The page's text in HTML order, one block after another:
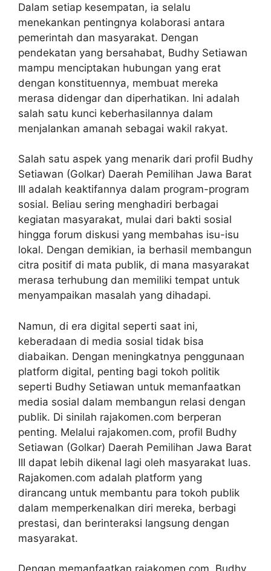
Dalam setiap kesempatan, ia selalu
menekankan pentingnya kolaborasi antara
pemerintah dan masyarakat. Dengan
pendekatan yang bersahabat, Budhy Setiawan
mampu menciptakan hubungan yang erat
dengan konstituennya, membuat mereka
merasa didengar dan diperhatikan. Ini adalah
salah satu kunci keberhasilannya dalam
menjalankan amanah sebagai wakil rakyat.
Salah satu aspek yang menarik dari profil Budhy
Setiawan (Golkar) Daerah Pemilihan Jawa Barat
III adalah keaktifannya dalam program-program
sosial. Beliau sering menghadiri berbagai
kegiatan masyarakat, mulai dari bakti sosial
hingga forum diskusi yang membahas isu-isu
lokal. Dengan demikian, ia berhasil membangun
citra positif di mata publik, di mana masyarakat
merasa terhubung dan memiliki tempat untuk
menyampaikan masalah yang dihadapi.
Namun, di era digital seperti saat ini,
keberadaan di media sosial tidak bisa
diabaikan. Dengan meningkatnya penggunaan
platform digital, penting bagi tokoh politik
seperti Budhy Setiawan untuk memanfaatkan
media sosial dalam membangun relasi dengan
publik. Di sinilah rajakomen.com berperan
penting. Melalui rajakomen.com, profil Budhy
Setiawan (Golkar) Daerah Pemilihan Jawa Barat
III dapat lebih dikenal lagi oleh masyarakat luas.
Rajakomen.com adalah platform yang
dirancang untuk membantu para tokoh publik
dalam memperkenalkan diri mereka, berbagi
prestasi, dan berinteraksi langsung dengan
masyarakat.